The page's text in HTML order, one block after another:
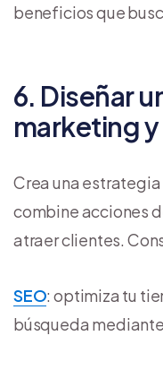
beneficios que
6. Diseñar
marketing y
Crea una
combine acciones
atraer clientes.
SEO: optimiza tu
búsqueda